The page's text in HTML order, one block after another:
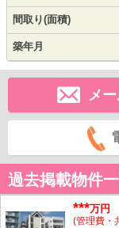
間取り(面積)
築年月
メ
過去掲載物件
***万円
(管理費・